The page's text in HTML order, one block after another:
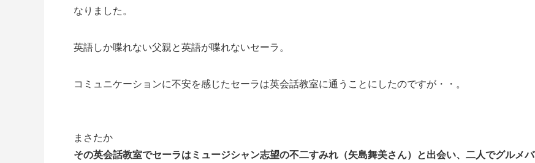
なりました。
英語しか喋れない父親と英語が喋れないセーラ。
コミュニケーションに不安を感じたセーラは英会話教室に通うことにしたのですが・・。
まさたか
その英会話教室でセーラはミュージシャン志望の不二すみれ（矢島舞美さん）と出会い、二人でグルメバ